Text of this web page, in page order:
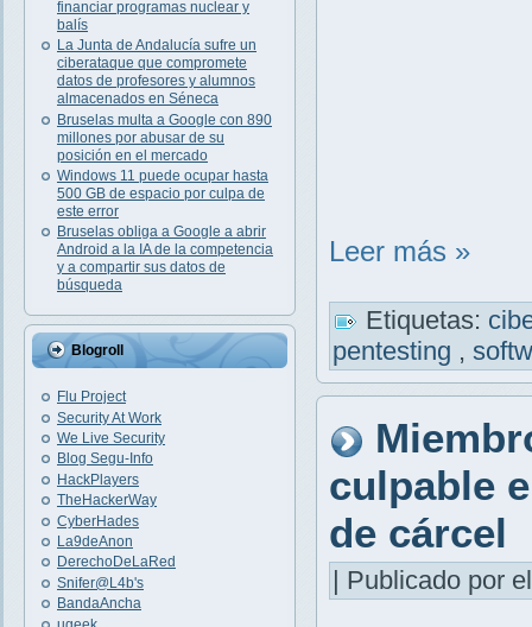
financiar programas nuclear y
balís
La Junta de Andalucía sufre un
ciberataque que compromete
datos de profesores y alumnos
almacenados en Séneca
Bruselas multa a Google con 890
millones por abusar de su
posición en el mercado
Windows 11 puede ocupar hasta
500 GB de espacio por culpa de
este error
Bruselas obliga a Google a abrir
Android a la IA de la competencia
y a compartir sus datos de
búsqueda
Blogroll
Flu Project
Security At Work
We Live Security
Blog Segu-Info
HackPlayers
TheHackerWay
CyberHades
La9deAnon
DerechoDeLaRed
Snifer@L4b's
BandaAncha
Leer más »
Etiquetas:
pentesting ,
culpable
de cárcel
| Publicado por